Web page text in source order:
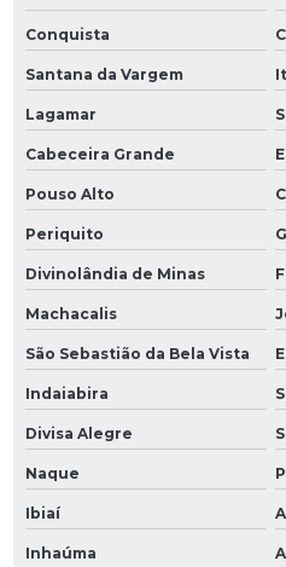
Conquista
Santana da Vargem
Lagamar
Cabeceira Grande
Pouso Alto
Periquito
Divinolândia de Minas
Machacalis
São Sebastião da Bela Vista
Indaiabira
Divisa Alegre
Naque
Ibiaí
Inhaúma